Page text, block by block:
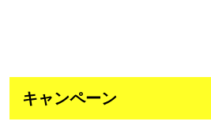
キャンペーン